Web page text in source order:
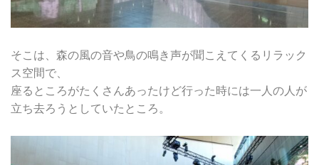
そこは、森の風の音や鳥の鳴き声が聞こえてくるリラック
ス空間で、
座るところがたくさんあったけど行った時には一人の人が
立ち去ろうとしていたところ。